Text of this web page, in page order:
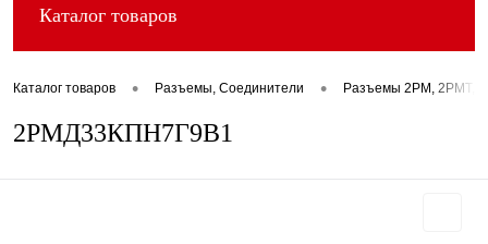
Каталог товаров
Каталог товаров • Разъемы, Соединители • Разъемы 2РМ, 2РМТ,
2РМД33КПН7Г9В1